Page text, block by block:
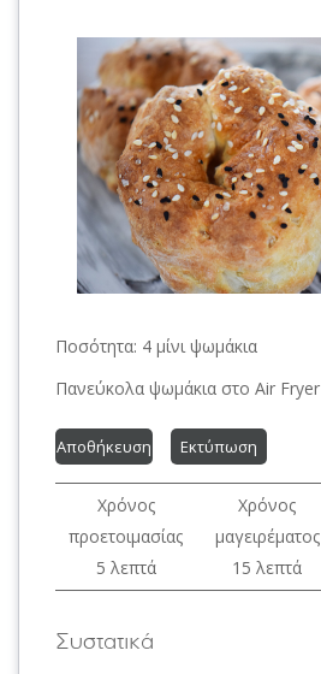
Ποσότητα: 4 μίνι ψωμάκια
Πανεύκολα ψωμάκια στο Air Fryer
Αποθήκευση Εκτύπωση
Χρόνος
προετοιμασίας
5 λεπτά
Χρόνος
μαγειρέματος
15 λεπτά
Συστατικά